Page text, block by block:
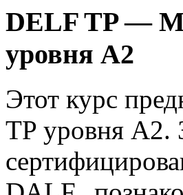
DELF TP —
уровня А2
Этот курс
TP уровня A2.